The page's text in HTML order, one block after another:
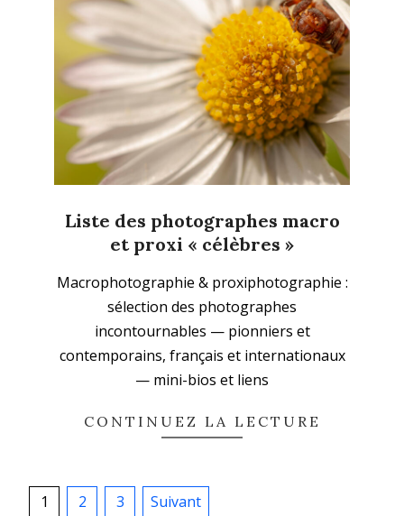
Liste des photographes macro
et proxi « célèbres »
09-
Macrophotographie & proxiphotographie :
sélection des photographes
incontournables — pionniers et
contemporains, français et internationaux
— mini-bios et liens
CONTINUEZ LA LECTURE
Pagination
1 2 3 Suivant